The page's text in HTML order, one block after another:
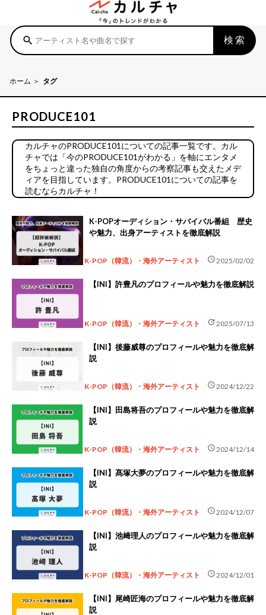
search 検索
ホーム タグ
PRODUCE101
カルチャのPRODUCE101についての記事一覧です。カル
チャでは「今のPRODUCE101がわかる」を軸にエンタメ
をちょっと違った独自の角度からの考察記事も交えたメデ
ィアを目指しています。PRODUCE101についての記事を
読むならカルチャ！
K-POPオーディション・サバイバル番組 歴史
や魅力、出身アーティストを徹底解説
K-POP（韓流）・海外アーティスト schedule2025/02/02
【INI】許豊凡のプロフィールや魅力を徹底解説
K-POP（韓流）・海外アーティスト update2025/07/13
【INI】後藤威尊のプロフィールや魅力を徹底解
説
K-POP（韓流）・海外アーティスト schedule2024/12/22
【INI】田島将吾のプロフィールや魅力を徹底解
説
K-POP（韓流）・海外アーティスト schedule2024/12/14
【INI】髙塚大夢のプロフィールや魅力を徹底解
説
K-POP（韓流）・海外アーティスト schedule2024/12/07
【INI】池﨑理人のプロフィールや魅力を徹底解
説
K-POP（韓流）・海外アーティスト schedule2024/12/01
【INI】尾崎匠海のプロフィールや魅力を徹底解
説